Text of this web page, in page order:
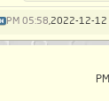
05:58 PM